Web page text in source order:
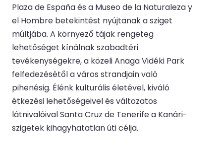
Plaza de España és a Museo de la Naturaleza y
el Hombre betekintést nyújtanak a sziget
múltjába. A környező tájak rengeteg
lehetőséget kínálnak szabadtéri
tevékenységekre, a közeli Anaga Vidéki Park
felfedezésétől a város strandjain való
pihenésig. Élénk kulturális életével, kiváló
étkezési lehetőségeivel és változatos
látnivalóival Santa Cruz de Tenerife a Kanári-
szigetek kihagyhatatlan úti célja.